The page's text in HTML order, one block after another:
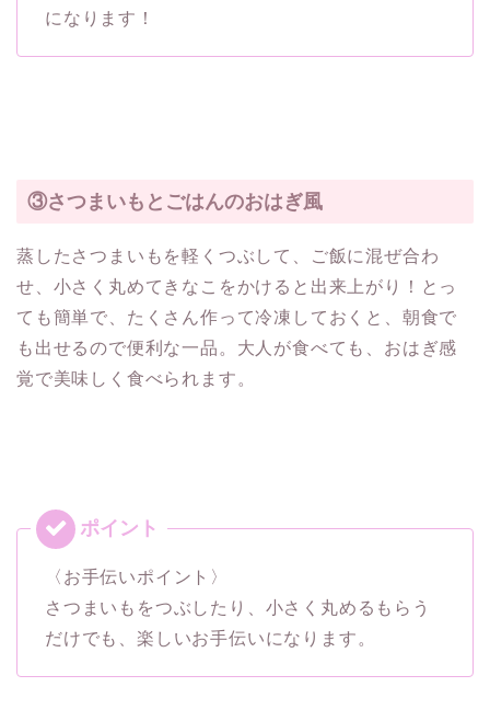
になります！
③さつまいもとごはんのおはぎ風
蒸したさつまいもを軽くつぶして、ご飯に混ぜ合わ
せ、小さく丸めてきなこをかけると出来上がり！とっ
ても簡単で、たくさん作って冷凍しておくと、朝食で
も出せるので便利な一品。大人が食べても、おはぎ感
覚で美味しく食べられます。
〈お手伝いポイント〉
さつまいもをつぶしたり、小さく丸めるもらう
だけでも、楽しいお手伝いになります。